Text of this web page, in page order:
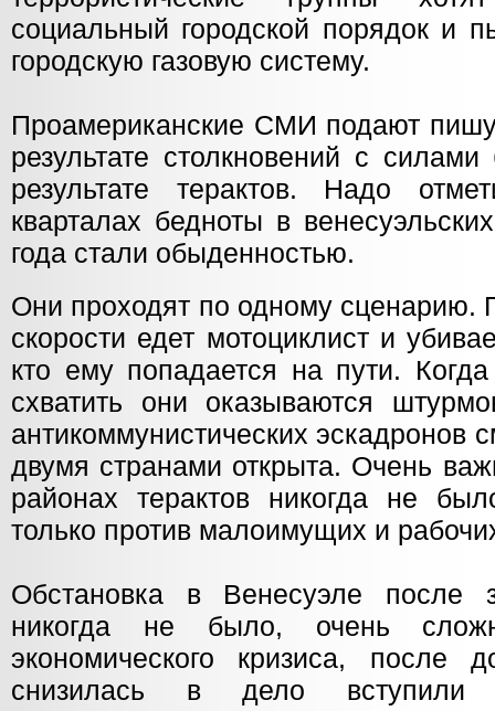
социальный городской порядок и
городскую газовую систему.
Проамериканские СМИ подают
результате столкновений с
результате терактов. Надо
кварталах бедноты в
года стали обыденностью.
Они проходят по одному сценарию.
скорости едет мотоциклист и
кто ему попадается на пути. Когда
схватить они оказываются
антикоммунистических эскадронов
двумя странами открыта. Очень
районах терактов никогда не
только против малоимущих и
Обстановка в Венесуэле после
никогда не было, очень
экономического кризиса, после
снизилась в дело вступили